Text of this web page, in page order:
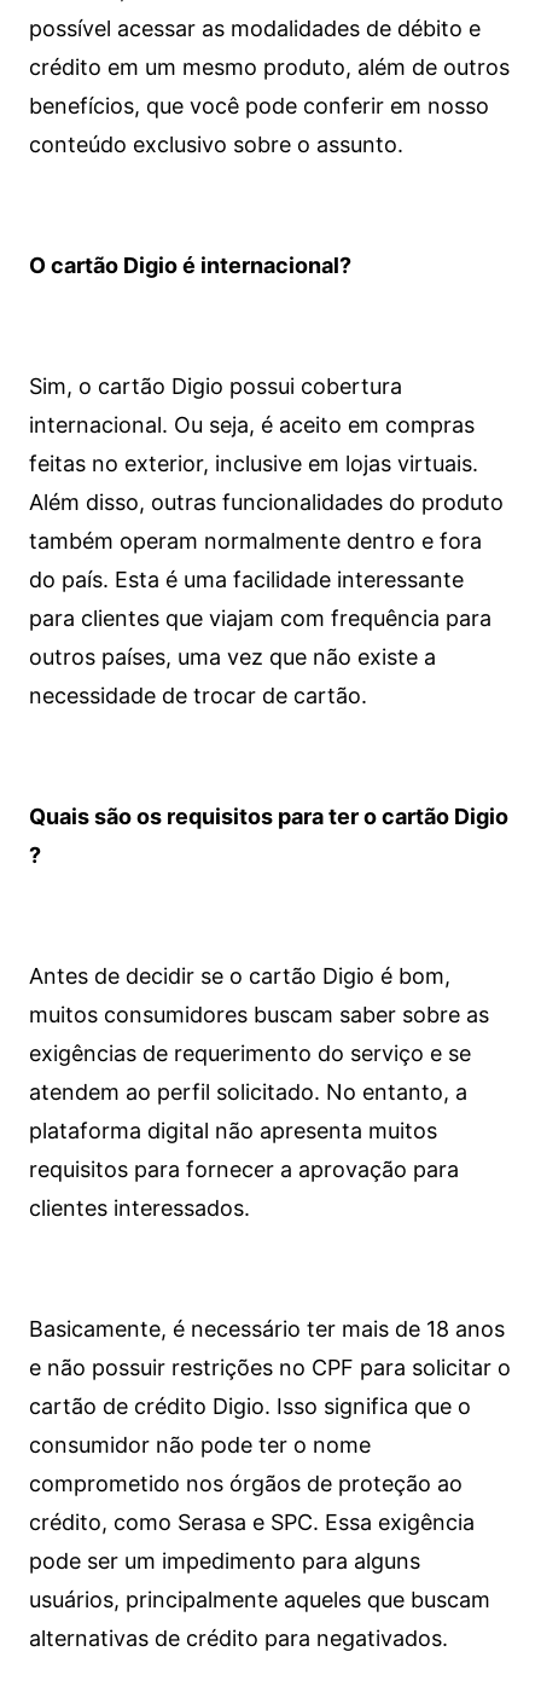
possível acessar as modalidades de débito e
crédito em um mesmo produto, além de outros
benefícios, que você pode conferir em nosso
conteúdo exclusivo sobre o assunto.
O cartão Digio é internacional?
Sim, o cartão Digio possui cobertura
internacional. Ou seja, é aceito em compras
feitas no exterior, inclusive em lojas virtuais.
Além disso, outras funcionalidades do produto
também operam normalmente dentro e fora
do país. Esta é uma facilidade interessante
para clientes que viajam com frequência para
outros países, uma vez que não existe a
necessidade de trocar de cartão.
Quais são os requisitos para ter o cartão Digio
?
Antes de decidir se o cartão Digio é bom,
muitos consumidores buscam saber sobre as
exigências de requerimento do serviço e se
atendem ao perfil solicitado. No entanto, a
plataforma digital não apresenta muitos
requisitos para fornecer a aprovação para
clientes interessados.
Basicamente, é necessário ter mais de 18 anos
e não possuir restrições no CPF para solicitar o
cartão de crédito Digio. Isso significa que o
consumidor não pode ter o nome
comprometido nos órgãos de proteção ao
crédito, como Serasa e SPC. Essa exigência
pode ser um impedimento para alguns
usuários, principalmente aqueles que buscam
alternativas de crédito para negativados.